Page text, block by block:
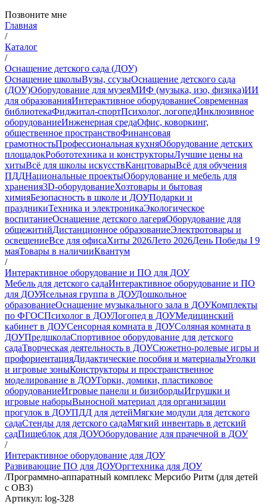
Позвоните мне
Главная
/
Каталог
/
Оснащение детского сада (ДОУ)
Оснащение школыВузы, ссузыОснащение детского сада
(ДОУ)Оборудование для музеяМИФ (музыка, изо, физика)ИИ
для образованияИнтерактивное оборудованиеСовременная
библиотекаФиджитал-спортПсихолог, логопедИнклюзивное
оборудованиеИнженерная средаОфис, коворкинг,
общественное пространствоФинансовая
грамотностьПрофессиональная кухняОборудование детских
площадокРобототехника и конструкторыЛучшие цены на
хитыВсё для школы искусствКанцтоварыВсё для обучения
ПДДНациональные проектыОборудование и мебель для
хранения3D-оборудованиеХозтовары и бытовая
химияБезопасность в школе и ДОУПодарки и
праздникиТехника и электроникаЭкологическое
воспитаниеОснащение детского лагеряОборудование для
общежитийДистанционное образованиеЭлектротовары и
освещениеВсе для офисаХиты 2026Лето 2026День Победы I 9
маяТовары в наличииКвантум
/
Интерактивное оборудование и ПО для ДОУ
Мебель для детского садаИнтерактивное оборудование и ПО
для ДОУЯсельная группа в ДОУДошкольное
образованиеОснащение музыкального зала в ДОУКомплекты
по ФГОСПсихолог в ДОУЛогопед в ДОУМедицинский
кабинет в ДОУСенсорная комната в ДОУСоляная комната в
ДОУПредшколаСпортивное оборудование для детского
садаТворческая деятельность в ДОУСюжетно-ролевые игры и
профориентацияДидактические пособия и материалыУголки
и игровые зоныКонструкторы и пространственное
моделирование в ДОУГорки, домики, пластиковое
оборудованиеИгровые панели и бизибордыИгрушки и
игровые наборыВыносной материал для организации
прогулок в ДОУПДД для детейМягкие модули для детского
садаСтенды для детского садаМягкий инвентарь в детский
садПищеблок для ДОУОборудование для прачечной в ДОУ
/
Интерактивное оборудование для ДОУ
Развивающие ПО для ДОУОргтехника для ДОУ
/Программно-аппаратный комплекс Мерсибо Ритм (для детей
с ОВЗ)
Артикул: log-328